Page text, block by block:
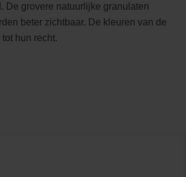
De grovere natuurlijke granulaten
beter zichtbaar. De kleuren van de
hun recht.